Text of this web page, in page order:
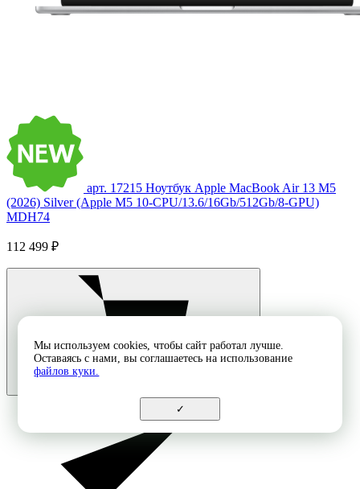
арт. 17215 Ноутбук Apple MacBook Air 13 M5
(2026) Silver (Apple M5 10-CPU/13.6/16Gb/512Gb/8-GPU)
MDH74
112 499 ₽
Мы используем cookies, чтобы сайт работал лучше.
Оставаясь с нами, вы соглашаетесь на использование
файлов куки.
✓